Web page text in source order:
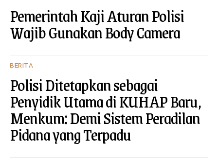
Pemerintah Kaji Aturan Polisi
Wajib Gunakan Body Camera
BERITA
Polisi Ditetapkan sebagai
Penyidik Utama di KUHAP Baru,
Menkum: Demi Sistem Peradilan
Pidana yang Terpadu